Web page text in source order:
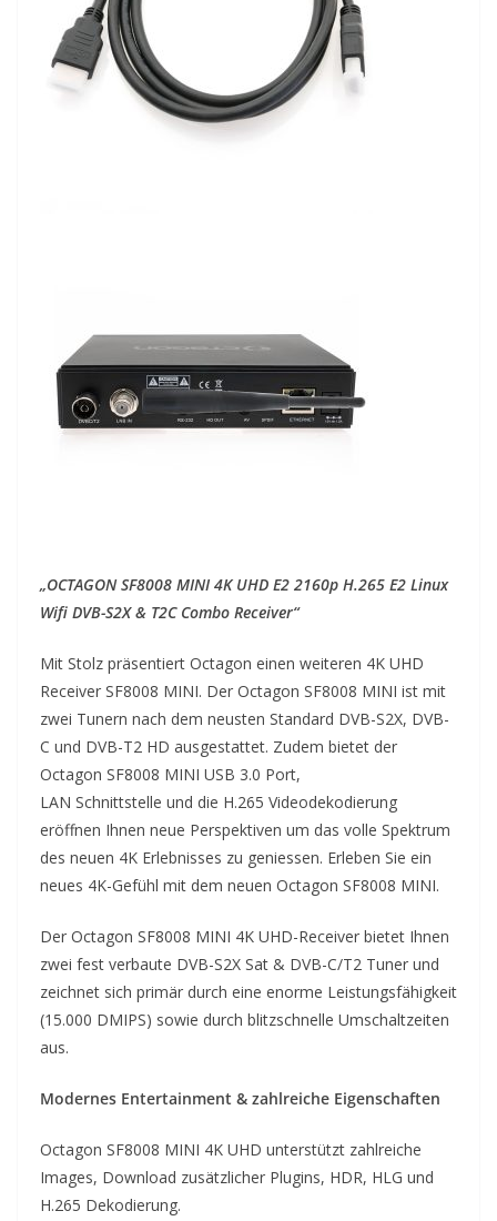
„OCTAGON SF8008 MINI 4K UHD E2 2160p H.265 E2 Linux
Wifi DVB-S2X & T2C Combo Receiver“
Mit Stolz präsentiert Octagon einen weiteren 4K UHD
Receiver SF8008 MINI. Der Octagon SF8008 MINI ist mit
zwei Tunern nach dem neusten Standard DVB-S2X, DVB-
C und DVB-T2 HD ausgestattet. Zudem bietet der
Octagon SF8008 MINI USB 3.0 Port,
LAN Schnittstelle und die H.265 Videodekodierung
eröffnen Ihnen neue Perspektiven um das volle Spektrum
des neuen 4K Erlebnisses zu geniessen. Erleben Sie ein
neues 4K-Gefühl mit dem neuen Octagon SF8008 MINI.
Der Octagon SF8008 MINI 4K UHD-Receiver bietet Ihnen
zwei fest verbaute DVB-S2X Sat & DVB-C/T2 Tuner und
zeichnet sich primär durch eine enorme Leistungsfähigkeit
(15.000 DMIPS) sowie durch blitzschnelle Umschaltzeiten
aus.
Modernes Entertainment & zahlreiche Eigenschaften
Octagon SF8008 MINI 4K UHD unterstützt zahlreiche
Images, Download zusätzlicher Plugins, HDR, HLG und
H.265 Dekodierung.